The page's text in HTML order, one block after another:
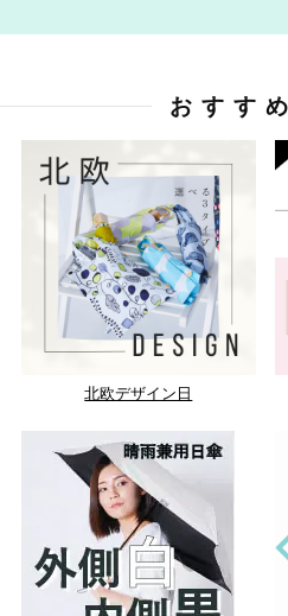
おすす
北欧デザイン日